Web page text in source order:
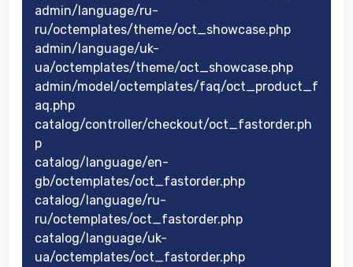
admin/language/ru-
ru/octemplates/theme/oct_showcase.php
admin/language/uk-
ua/octemplates/theme/oct_showcase.php
admin/model/octemplates/faq/oct_product_f
aq.php
catalog/controller/checkout/oct_fastorder.ph
p
catalog/language/en-
gb/octemplates/oct_fastorder.php
catalog/language/ru-
ru/octemplates/oct_fastorder.php
catalog/language/uk-
ua/octemplates/oct_fastorder.php